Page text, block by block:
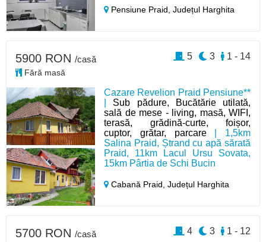
Pensiune Praid,Județul Harghita
Cazare Revelion Praid Pensiune**
Sub pădure, Bucătărie utilată,
sală de mese - living, masă, WIFI,
terasă, grădină-curte, foișor,
cuptor, grătar, parcare| 1,5km
Salina Praid, Ștrand cu apă sărată
Praid, 11km Lacul Ursu Sovata,
15km Pârtia de Schi Bucin
Cabană Praid,Județul Harghita
5900 RON /casă
Fără masă
1 - 14
3
5
5700 RON /casă 1 - 12
3
4